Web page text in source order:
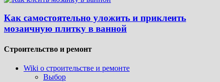
Как самостоятельно уложить и приклеить
мозаичную плитку в ванной
Строительство и ремонт
Wiki о строительстве и ремонте
Выбор